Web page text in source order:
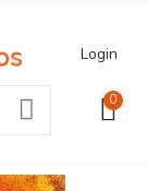
Login
0